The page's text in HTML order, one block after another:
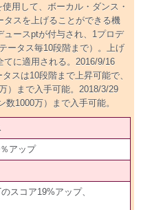
用して、ボーカル・ダンス・
タスを上げることができる機
ースptが付与され、1プロデ
ータス毎10段階まで）。上げ
に適用される。2016/9/16
スは10段階まで上昇可能で、
）まで入手可能。2018/3/29
1000万）まで入手可能。
アップ
スコア19%アップ、